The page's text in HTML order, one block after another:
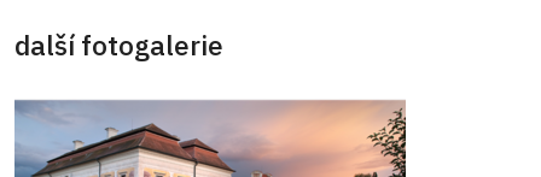
další fotogalerie